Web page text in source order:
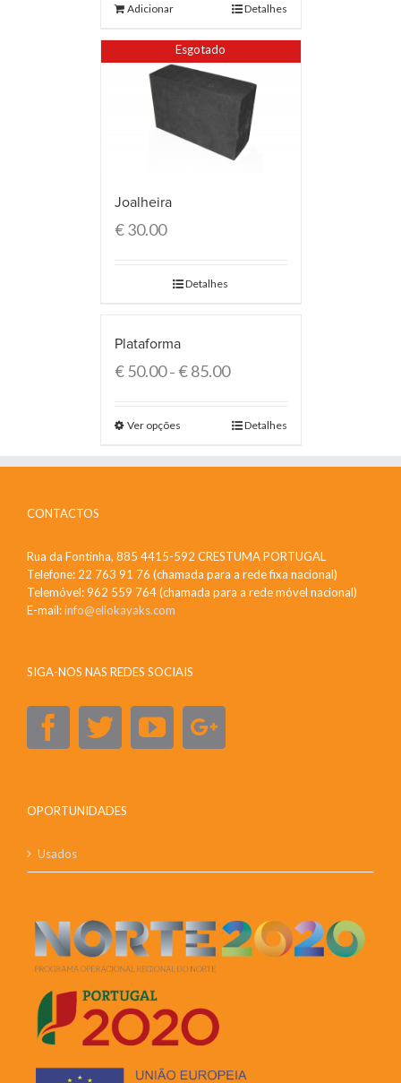
Adicionar Detalhes
Esgotado
Joalheira
€30.00
Detalhes
Plataforma
€50.00–€85.00
Ver opções Detalhes
CONTACTOS
Rua da Fontinha, 885 4415-592 CRESTUMA PORTUGAL
Telefone: 22 763 91 76 (chamada para a rede fixa nacional)
Telemóvel: 962 559 764 (chamada para a rede móvel nacional)
E-mail:info@eliokayaks.com
SIGA-NOS NAS REDES SOCIAIS
OPORTUNIDADES
Usados